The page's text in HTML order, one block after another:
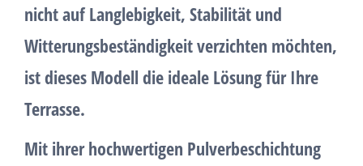
nicht aufLanglebigkeit, Stabilität und
Witterungsbeständigkeitverzichten möchten,
ist dieses Modell die ideale Lösung für Ihre
Terrasse.
Mit ihrerhochwertigen Pulverbeschichtung